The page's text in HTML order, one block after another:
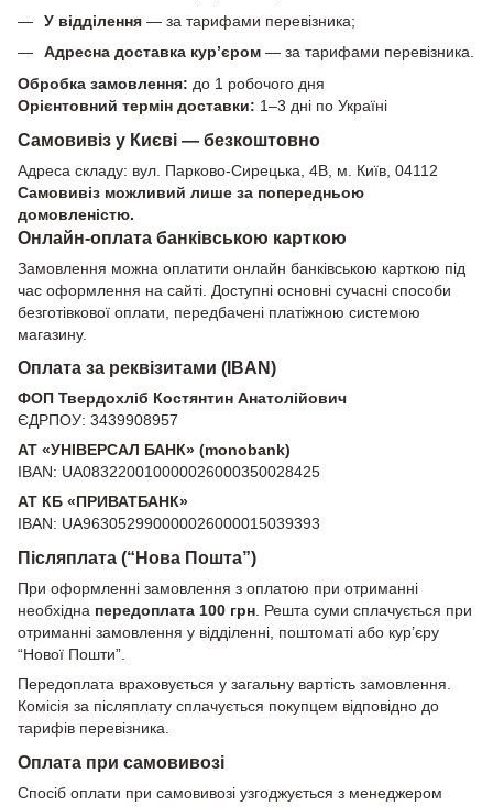
У відділення — за тарифами перевізника;
Адресна доставка кур’єром — за тарифами перевізника.
Обробка замовлення: до 1 робочого дня
Орієнтовний термін доставки: 1–3 дні по Україні
Самовивіз у Києві — безкоштовно
Адреса складу: вул. Парково-Сирецька, 4В, м. Київ, 04112
Самовивіз можливий лише за попередньою
домовленістю.
Онлайн-оплата банківською карткою
Замовлення можна оплатити онлайн банківською карткою під
час оформлення на сайті. Доступні основні сучасні способи
безготівкової оплати, передбачені платіжною системою
магазину.
Оплата за реквізитами (IBAN)
ФОП Твердохліб Костянтин Анатолійович
ЄДРПОУ: 3439908957
АТ «УНІВЕРСАЛ БАНК» (monobank)
IBAN: UA083220010000026000350028425
АТ КБ «ПРИВАТБАНК»
IBAN: UA963052990000026000015039393
Післяплата (“Нова Пошта”)
При оформленні замовлення з оплатою при отриманні
необхідна передоплата 100 грн . Решта суми сплачується при
отриманні замовлення у відділенні, поштоматі або кур’єру
“Нової Пошти”.
Передоплата враховується у загальну вартість замовлення.
Комісія за післяплату сплачується покупцем відповідно до
тарифів перевізника.
Оплата при самовивозі
Спосіб оплати при самовивозі узгоджується з менеджером